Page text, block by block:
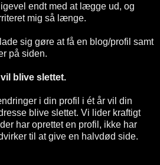
endt med at lægge ud, og
mig så længe.
sig gøre at få en blog/profil samt
på siden.
blive slettet.
i din profil i ét år vil din
blive slettet. Vi lider kraftigt
har oprettet en profil, ikke har
til at give en halvdød side.